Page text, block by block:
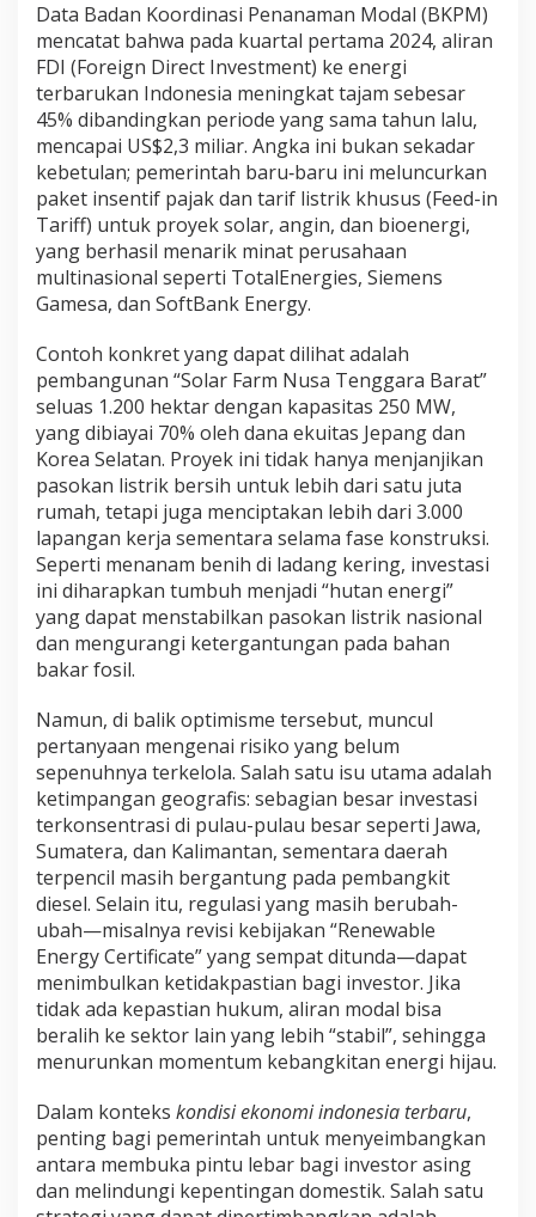
Data Badan Koordinasi Penanaman Modal (BKPM)
mencatat bahwa pada kuartal pertama 2024, aliran
FDI (Foreign Direct Investment) ke energi
terbarukan Indonesia meningkat tajam sebesar
45% dibandingkan periode yang sama tahun lalu,
mencapai US$2,3 miliar. Angka ini bukan sekadar
kebetulan; pemerintah baru‑baru ini meluncurkan
paket insentif pajak dan tarif listrik khusus (Feed-in
Tariff) untuk proyek solar, angin, dan bioenergi,
yang berhasil menarik minat perusahaan
multinasional seperti TotalEnergies, Siemens
Gamesa, dan SoftBank Energy.
Contoh konkret yang dapat dilihat adalah
pembangunan “Solar Farm Nusa Tenggara Barat”
seluas 1.200 hektar dengan kapasitas 250 MW,
yang dibiayai 70% oleh dana ekuitas Jepang dan
Korea Selatan. Proyek ini tidak hanya menjanjikan
pasokan listrik bersih untuk lebih dari satu juta
rumah, tetapi juga menciptakan lebih dari 3.000
lapangan kerja sementara selama fase konstruksi.
Seperti menanam benih di ladang kering, investasi
ini diharapkan tumbuh menjadi “hutan energi”
yang dapat menstabilkan pasokan listrik nasional
dan mengurangi ketergantungan pada bahan
bakar fosil.
Namun, di balik optimisme tersebut, muncul
pertanyaan mengenai risiko yang belum
sepenuhnya terkelola. Salah satu isu utama adalah
ketimpangan geografis: sebagian besar investasi
terkonsentrasi di pulau-pulau besar seperti Jawa,
Sumatera, dan Kalimantan, sementara daerah
terpencil masih bergantung pada pembangkit
diesel. Selain itu, regulasi yang masih berubah-
ubah—misalnya revisi kebijakan “Renewable
Energy Certificate” yang sempat ditunda—dapat
menimbulkan ketidakpastian bagi investor. Jika
tidak ada kepastian hukum, aliran modal bisa
beralih ke sektor lain yang lebih “stabil”, sehingga
menurunkan momentum kebangkitan energi hijau.
Dalam konteks kondisi ekonomi indonesia terbaru,
penting bagi pemerintah untuk menyeimbangkan
antara membuka pintu lebar bagi investor asing
dan melindungi kepentingan domestik. Salah satu